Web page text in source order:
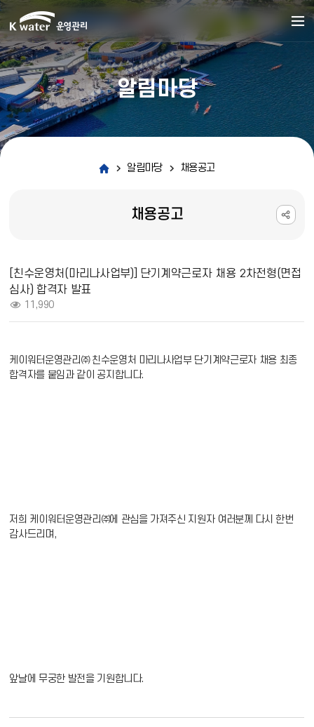
알림마당
알림마당 채용공고
채용공고
[친수운영처(마리나사업부)] 단기계약근로자 채용 2차전형(면접
심사) 합격자 발표
11,990
케이워터운영관리㈜ 친수운영처 마리나사업부 단기계약근로자 채용 최종
합격자를 붙임과 같이 공지합니다.
저희 케이워터운영관리㈜에 관심을 가져주신 지원자 여러분께 다시 한번
감사드리며,
앞날에 무궁한 발전을 기원합니다.